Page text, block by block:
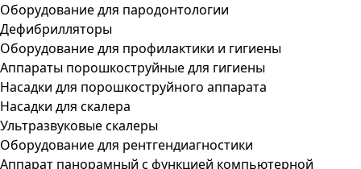
Оборудование для пародонтологии
Дефибрилляторы
Оборудование для профилактики и гигиены
Аппараты порошкоструйные для гигиены
Насадки для порошкоструйного аппарата
Насадки для скалера
Ультразвуковые скалеры
Оборудование для рентгендиагностики
Аппарат панорамный с функцией компьютерной